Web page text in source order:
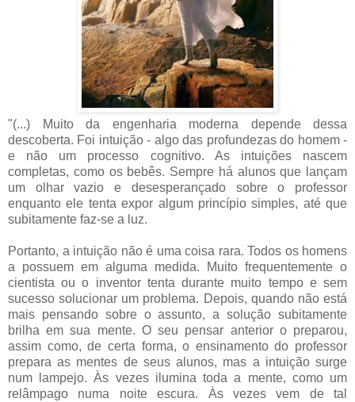
"(...) Muito da engenharia moderna depende dessa
descoberta. Foi intuição - algo das profundezas do homem -
e não um processo cognitivo. As intuições nascem
completas, como os bebês. Sempre há alunos que lançam
um olhar vazio e desesperançado sobre o professor
enquanto ele tenta expor algum princípio simples, até que
subitamente faz-se a luz.
Portanto, a intuição não é uma coisa rara. Todos os homens
a possuem em alguma medida. Muito frequentemente o
cientista ou o inventor tenta durante muito tempo e sem
sucesso solucionar um problema. Depois, quando não está
mais pensando sobre o assunto, a solução subitamente
brilha em sua mente. O seu pensar anterior o preparou,
assim como, de certa forma, o ensinamento do professor
prepara as mentes de seus alunos, mas a intuição surge
num lampejo. Às vezes ilumina toda a mente, como um
relâmpago numa noite escura. Às vezes vem de tal